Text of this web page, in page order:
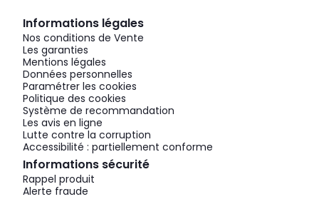
Informations légales
Nos conditions de Vente
Les garanties
Mentions légales
Données personnelles
Paramétrer les cookies
Politique des cookies
Système de recommandation
Les avis en ligne
Lutte contre la corruption
Accessibilité : partiellement conforme
Informations sécurité
Rappel produit
Alerte fraude